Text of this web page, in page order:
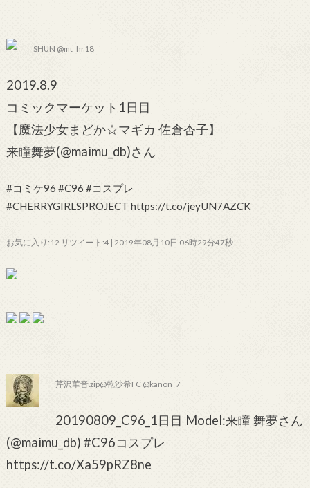
SHUN @mt_hr18
2019.8.9
コミックマーケット1日目
【魔法少女まどか☆マギカ 佐倉杏子】
来瞳舞夢(@maimu_db)さん
#コミケ96 #C96 #コスプレ
#CHERRYGIRLSPROJECT https://t.co/jeyUN7AZCK
お気に入り:12 リツイート:4 | 2019年08月10日 06時29分47秒
芹沢華音.zip@乾沙希FC @kanon_7
20190809_C96_1日目 Model:来瞳 舞夢さん
(@maimu_db) #C96コスプレ
https://t.co/Xa59pRZ8ne